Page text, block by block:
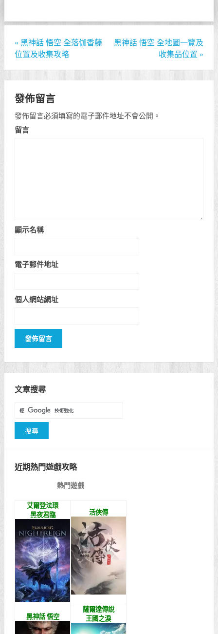
« 黑神話 悟空 全落伽香藤
位置及收集攻略
黑神話 悟空 全地圖一覽及
收集品位置 »
發佈留言
發佈留言必須填寫的電子郵件地址不會公開。
留言
顯示名稱
電子郵件地址
個人網站網址
文章搜尋
近期熱門遊戲攻略
熱門遊戲
艾爾登法環
黑夜君臨
活俠傳
黑神話 悟空
薩爾達傳說
王國之淚